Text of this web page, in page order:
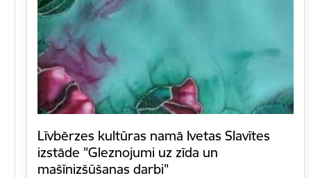
Līvbērzes kultūras namā Ivetas Slavītes
izstāde "Gleznojumi uz zīda un
mašīnizšūšanas darbi"